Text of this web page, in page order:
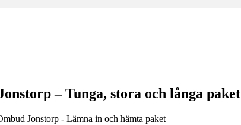
– Tunga, stora och långa paket